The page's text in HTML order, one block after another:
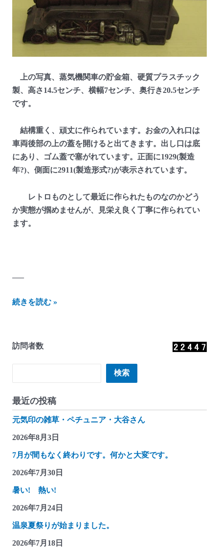
上の写真、蒸気機関車の貯金箱、硬質プラスチック
製、高さ14.5センチ、横幅7センチ、奥行き20.5センチ
です。
結構重く、頑丈に作られています。お金の入れ口は
車両後部の上の蓋を開けると出てきます。出し口は底
にあり、ゴム蓋で塞がれています。正面に1929(製造
年?)、側面に2911(製造形式?)が表示されています。
レトロものとして最近に作られたものなのかどう
か実態が掴めませんが、見栄え良く丁寧に作られてい
ます。
—–
に
わ
箱
ん
つ
れ
れ
雑
記
気
機
関
続きを読む »
訪問者数
検索
最近の投稿
元気印の雑草・ペチュニア・大谷さん
2026年8月3日
7月が間もなく終わりです。何かと大変です。
2026年7月30日
暑い! 熱い!
2026年7月24日
温泉夏祭りが始まりました。
2026年7月18日